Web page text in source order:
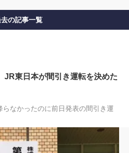
の記事一覧
JR東日本が間引き運転を決めた
なかったのに前日発表の間引き運